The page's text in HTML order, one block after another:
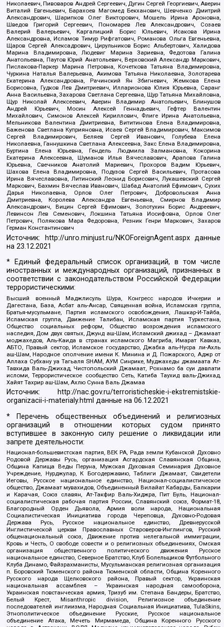
Николаевич, Пивоваров Андрей Сергеевич, Дугин Сергей Георгиевич, Аверин
Виталий Евгеньевич, Барахоев Магомед Бекханович, Шевченко Дмитрий
Александрович, Шарипков Олег Викторович, Мошель Ирина Ароновна,
Шведов Григорий Сергеевич, Пономарев Лев Александрович, Созаев
Валерий Валерьевич, Каргалицкий Борис Юльевич, Исакова Ирина
Александровна, Исламов Тимур Рифгатович, Романова Ольга Евгеньевна,
Щаров Сергей Алексадрович, Цирульников Борис Альбертович, Халидова
Марина Владимировна, Людевиг Марина Зариевна, Федотова Галина
Анатольевна, Паутов Юрий Анатольевич, Верховский Александр Маркович,
Пислакова-Паркер Марина Петровна, Кочеткова Татьяна Владимировна,
Чуркина Наталья Валерьевна, Акимова Татьяна Николаевна, Золотарева
Екатерина Александровна, Рачинский Ян Збигневич, Жемкова Елена
Борисовна, Гудков Лев Дмитриевич, Илларионова Юлия Юрьевна, Саранг
Анна Васильевна, Захарова Светлана Сергеевна, Щур Татьяна Михайловна,
Щур Николай Алексеевич, Аверин Владимир Анатольевич, Блинушов
Андрей Юрьевич, Мосин Алексей Геннадьевич, Гефтер Валентин
Михайлович, Симонов Алексей Кириллович, Флиге Ирина Анатольевна,
Мельникова Валентина Дмитриевна, Вититинова Елена Владимировна,
Баженова Светлана Куприяновна, Исаев Сергей Владимирович, Максимов
Сергей Владимирович, Беляев Сергей Иванович, Голубева Елена
Николаевна, Ганнушкина Светлана Алексеевна, Закс Елена Владимировна,
Буртина Елена Юрьевна, Гендель Людмила Залмановна, Кокорина
Екатерина Алексеевна, Шуманов Илья Вячеславович, Арапова Галина
Юрьевна, Свечников Анатолий Мариевич, Прохоров Вадим Юрьевич,
Шахова Елена Владимировна, Подузов Сергей Васильевич, Протасова
Ирина Вячеславовна, Литинский Леонид Борисович, Лукашевский Сергей
Маркович, Бахмин Вячеслав Иванович, Шабад Анатолий Ефимович, Сухих
Дарья Николаевна, Орлов Олег Петрович, Добровольская Анна
Дмитриевна, Королева Александра Евгеньевна, Смирнов Владимир
Александрович, Вицин Сергей Ефимович, Золотухин Борис Андреевич,
Левинсон Лев Семенович, Локшина Татьяна Иосифовна, Орлов Олег
Петрович, Полякова Мара Федоровна, Резник Генри Маркович, Захаров
Герман Константинович
Источник: http://unro.minjust.ru/NKOForeignAgent.aspxданные
на23.12.2021
* Единый федеральный список организаций, в том числе
иностранных и международных организаций, признанных в
соответствии с законодательством Российской Федерации
террористическими:
Высший военный Маджлисуль Шура, Конгресс народов Ичкерии и
Дагестана, База, Асбат аль-Ансар, Священная война, Исламская группа,
Братья-мусульмане, Партия исламского освобождения, Лашкар-И-Тайба,
Исламская группа, Движение Талибан, Исламская партия Туркестана,
Общество социальных реформ, Общество возрождения исламского
наследия, Дом двух святых, Джунд аш-Шам, Исламский джихад – Джамаат
моджахедов, Аль-Каида в странах исламского Магриба, Имарат Кавказ,
АБТО, Правый сектор, Исламское государство, Джабха аль-Нусра ли-Ахль
аш-Шам, Народное ополчение имени К. Минина и Д. Пожарского, Аджр от
Аллаха Субхану уа Тагьаля SHAM, АУМ Синрике, Муджахеды джамаата Ат-
Тавхида Валь-Джихад, Чистопольский Джамаат, Рохнамо ба суи давлати
исломи, Террористическое сообщество Сеть, Катиба Таухид валь-Джихад,
Хайят Тахрир аш-Шам, Ахлю Сунна Валь Джамаа
Источник:
http://nac.gov.ru/terroristicheskie-i-ekstremistskie-
organizacii-i-materialy.html данные на06.12.2021
* Перечень общественных объединений и религиозных
организаций в отношении которых судом принято
вступившее в законную силу решение о ликвидации или
запрете деятельности:
Национал-большевистская партия, ВЕК РА, Рада земли Кубанской Духовно
Родовой Державы Русь, организация Асгардская Славянская Община,
Община Капища Веды Перуна, Мужская Духовная Семинария Духовное
Учреждение, Нурджулар, К Богодержавию, Таблиги Джамаат, Свидетели
Иеговы, Русское национальное единство, Национал-социалистическое
общество, Джамаат мувахидов, Объединенный Вилайат Кабарды, Балкарии
и Карачая, Союз славян, Ат-Такфир Валь-Хиджра, Пит Буль, Национал-
социалистическая рабочая партия России, Славянский союз, Формат-18,
Благородный Орден Дьявола, Армия воли народа, Национальная
Социалистическая Инициатива города Череповца, Духовно-Родовая
Держава Русь, Русское национальное единство, Древнерусской
Инглистической церкви Православных Староверов-Инглингов, Русский
общенациональный союз, Движение против нелегальной иммиграции,
Кровь и Честь, О свободе совести и о религиозных объединениях, Омская
организация общественного политического движения Русское
национальное единство, Северное Братство, Клуб Болельщиков Футбольного
Клуба Динамо, Файзрахманисты, Мусульманская религиозная организация
п. Боровский Тюменского района Тюменской области, Община Коренного
Русского народа Щелковского района, Правый сектор, Украинская
национальная ассамблея – Украинская народная самооборона,
Украинская повстанческая армия, Тризуб им. Степана Бандеры, Братство,
Белый Крест, Misanthropic division, Религиозное объединение
последователей инглиизма, Народная Социальная Инициатива, TulaSkins,
Этнополитическое объединение Русские, Русское национальное
объединение Атака, Мечеть Мирмамеда, Община Коренного Русского